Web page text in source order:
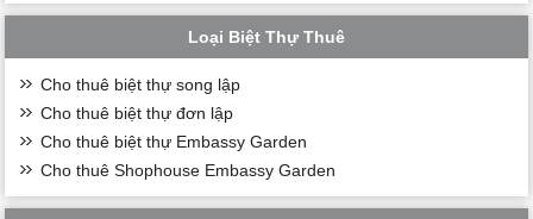
Loại Biệt Thự Thuê
Cho thuê biệt thự song lập
Cho thuê biệt thự đơn lập
Cho thuê biệt thự Embassy Garden
Cho thuê Shophouse Embassy Garden